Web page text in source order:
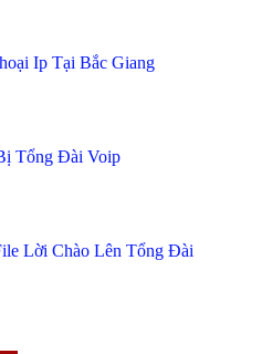
Ip Tại Bắc Giang
Tổng Đài Voip
Lời Chào Lên Tổng Đài